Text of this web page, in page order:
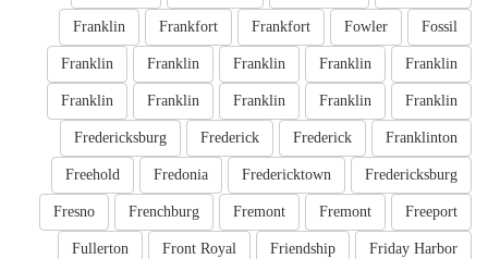
Fossil
Fowler
Frankfort
Frankfort
Franklin
Franklin
Franklin
Franklin
Franklin
Franklin
Franklin
Franklin
Franklin
Franklin
Franklin
Franklinton
Frederick
Frederick
Fredericksburg
Fredericksburg
Fredericktown
Fredonia
Freehold
Freeport
Fremont
Fremont
Frenchburg
Fresno
Friday Harbor
Friendship
Front Royal
Fullerton